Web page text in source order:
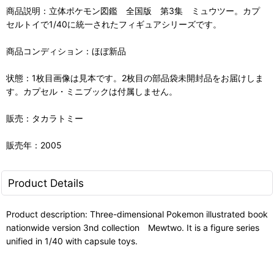
商品説明：立体ポケモン図鑑 全国版 第3集 ミュウツー。カプ
セルトイで1/40に統一されたフィギュアシリーズです。
商品コンディション：ほぼ新品
状態：1枚目画像は見本です。2枚目の部品袋未開封品をお届けしま
す。カプセル・ミニブックは付属しません。
販売：タカラトミー
販売年：2005
Product Details
Product description: Three-dimensional Pokemon illustrated book
nationwide version 3nd collection Mewtwo. It is a figure series
unified in 1/40 with capsule toys.